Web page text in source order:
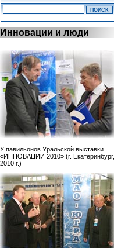
Инновации и люди
У павильонов Уральской выставки
«ИННОВАЦИИ 2010» (г. Екатеринбург,
2010 г.)